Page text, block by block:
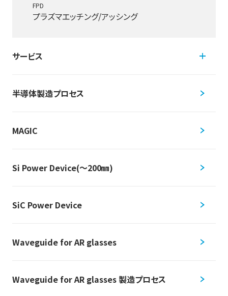
FPD
プラズマエッチング/アッシング
サービス
半導体製造プロセス
MAGIC
Si Power Device(～200㎜)
SiC Power Device
Waveguide for AR glasses
Waveguide for AR glasses 製造プロセス